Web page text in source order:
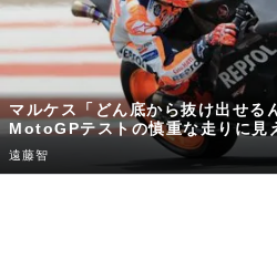
マルケス「どん底から抜け出せる
MotoGPテストの慎重な走りに見
遠藤智